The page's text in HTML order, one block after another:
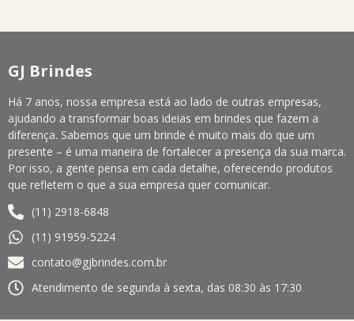
GJ Brindes
Há 7 anos, nossa empresa está ao lado de outras empresas,
ajudando a transformar boas ideias em brindes que fazem a
diferença. Sabemos que um brinde é muito mais do que um
presente – é uma maneira de fortalecer a presença da sua marca.
Por isso, a gente pensa em cada detalhe, oferecendo produtos
que refletem o que a sua empresa quer comunicar.
(11) 2918-6848
(11) 91959-5224
contato@gjbrindes.com.br
Atendimento de segunda à sexta, das 08:30 às 17:30